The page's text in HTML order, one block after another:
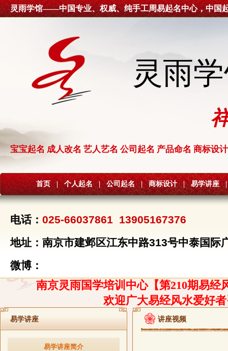
灵雨学馆——中国专业、权威、纯手工周易起名中心，中国
灵雨
宝宝起名 成人改名 艺人艺名 公司起名 产品命名 商标设计
首页 | 个人起名 | 公司起名 | 商标设计 | 易学讲座 |
电话： 025-66037861 13905167376
地址：南京市建邺区江东中路313号中泰国际
微博：
南京灵雨国学培训中心【第210期易经
欢迎广大易经风水爱好
易学讲座
易学讲座简介
讲座视频